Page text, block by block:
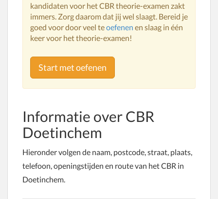
kandidaten voor het CBR theorie-examen zakt
immers. Zorg daarom dat jij wel slaagt. Bereid je
goed voor door veel teoefenen en slaag in één
keer voor het theorie-examen!
Start met oefenen
Informatie overCBR
Doetinchem
Hieronder volgen de naam, postcode, straat, plaats,
telefoon, openingstijden en route van het CBR in
Doetinchem.